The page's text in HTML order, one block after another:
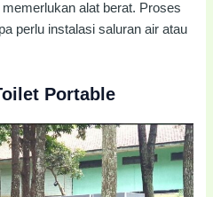
alat berat. Proses
perlu instalasi saluran air atau
Portable